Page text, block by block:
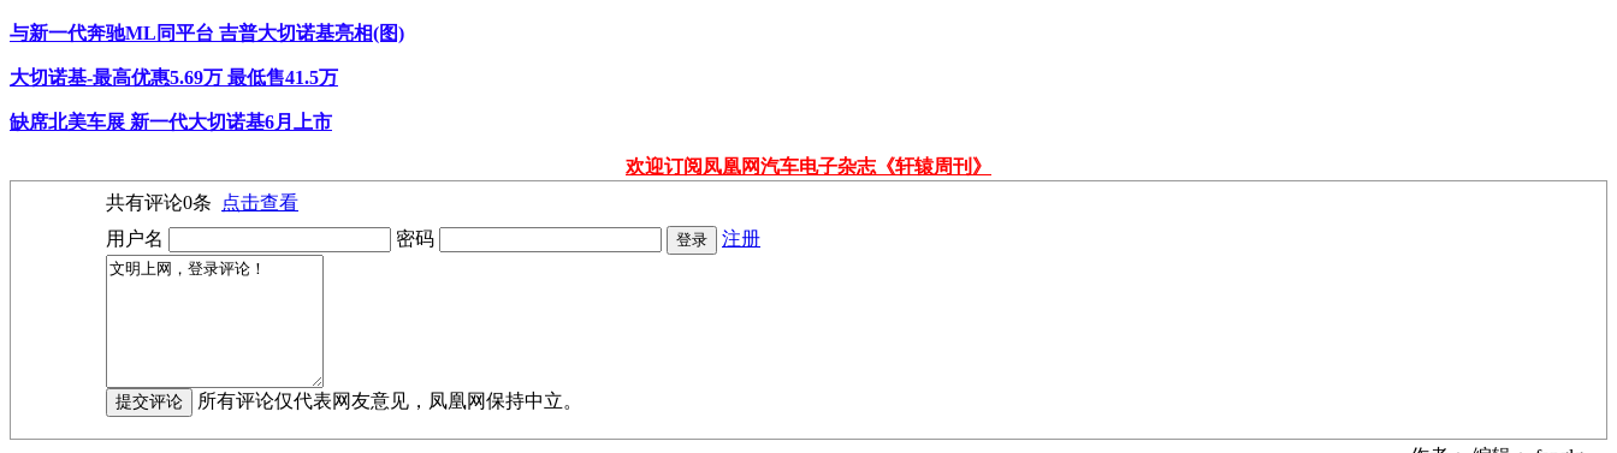
与新一代奔驰ML同平台 吉普大切诺基亮相(图)
大切诺基-最高优惠5.69万 最低售41.5万
缺席北美车展 新一代大切诺基6月上市
欢迎订阅凤凰网汽车电子杂志《轩辕周刊》
共有评论0条
点击查看
用户名
密码 注册
所有评论仅代表网友意见，凤凰网保持中立。